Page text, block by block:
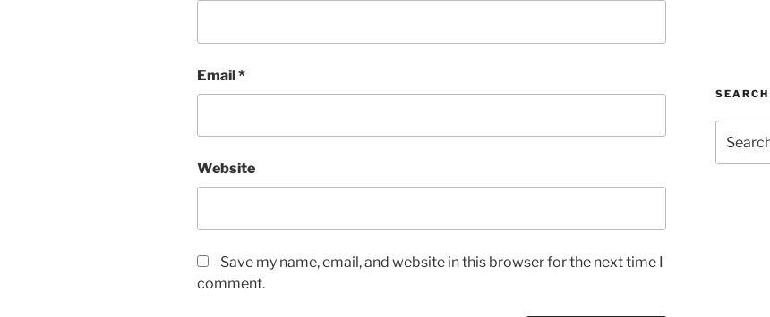
Email*
Website
Save my name, email, and website in this browser for the next time I
comment.
SEARCH
for: